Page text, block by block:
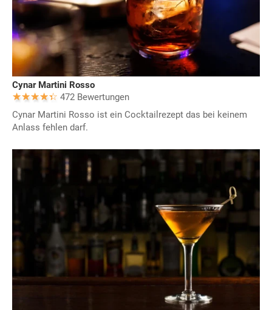
Cynar Martini Rosso
472 Bewertungen
Cynar Martini Rosso ist ein Cocktailrezept das bei keinem
Anlass fehlen darf.